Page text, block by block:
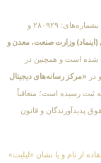
بشماره‌های: ۲۸۰۹۲۹ و
(اینماد) وزارت صنعت، معدن و
شده است و همچنین در
و در «مرکز رسانه‌های دیجیتال
۱-۳-۶۵-۷۱۲۳۹۹-۱-۱ ، نیز به ثبت رسیده است؛ متعاقباً
پدیدآورندگان و قانون
از نام و یا نشان «لیلیت»